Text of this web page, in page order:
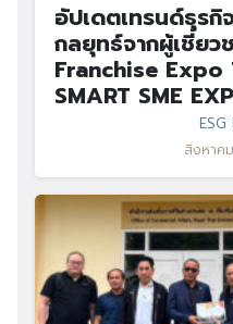
อัปเดตเทรนด์ธุรกิ
กลยุทธ์จากผู้เชี่ยว
Franchise
SMART SME
สิงหาค